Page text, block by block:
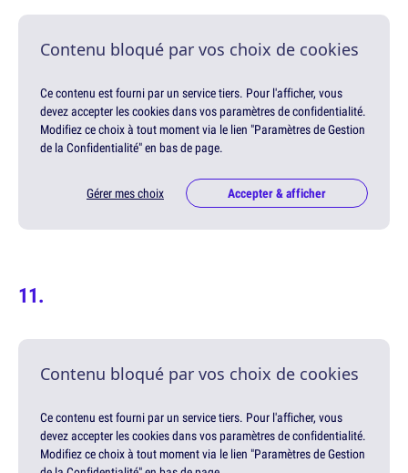
Contenu bloqué par vos choix de cookies
Ce contenu est fourni par un service tiers. Pour l'afficher, vous
devez accepter les cookies dans vos paramètres de confidentialité.
Modifiez ce choix à tout moment via le lien "Paramètres de Gestion
de la Confidentialité" en bas de page.
Gérer mes choix Accepter & afficher
Contenu bloqué par vos choix de cookies
Ce contenu est fourni par un service tiers. Pour l'afficher, vous
devez accepter les cookies dans vos paramètres de confidentialité.
Modifiez ce choix à tout moment via le lien "Paramètres de Gestion